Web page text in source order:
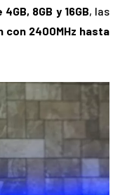
8GB y 16GB, las
con 2400MHz hasta